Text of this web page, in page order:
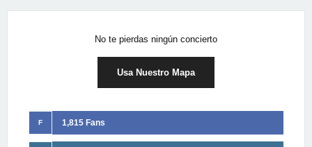
No te pierdas ningún concierto
Usa Nuestro Mapa
F 1,815 Fans